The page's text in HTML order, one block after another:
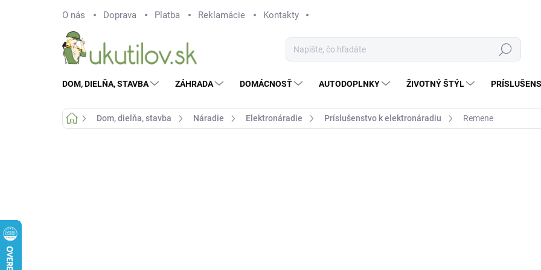
O nás Doprava Platba Reklamácie Kontakty
Hľadať
DOM, DIELŇA, STAVBA ZÁHRADA DOMÁCNOSŤ AUTODOPLNKY ŽIVOTNÝ ŠTÝL
DomovDom, dielňa, stavba Náradie Elektronáradie Príslušenstvo k elektronáradiu Remene